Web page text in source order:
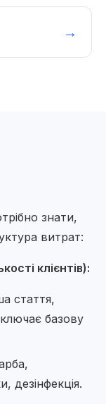
→
знати,
витрат:
клієнтів):
стаття,
базову
дезінфекція.